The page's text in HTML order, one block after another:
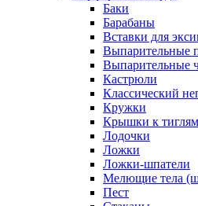
Баки
Барабаны
Вставки для
Выпарительные
Выпарительные
Кастрюли
Классический
Кружки
Крышки к тиглям
Лодочки
Ложки
Ложки-шпатели
Мелющие тела
Пест